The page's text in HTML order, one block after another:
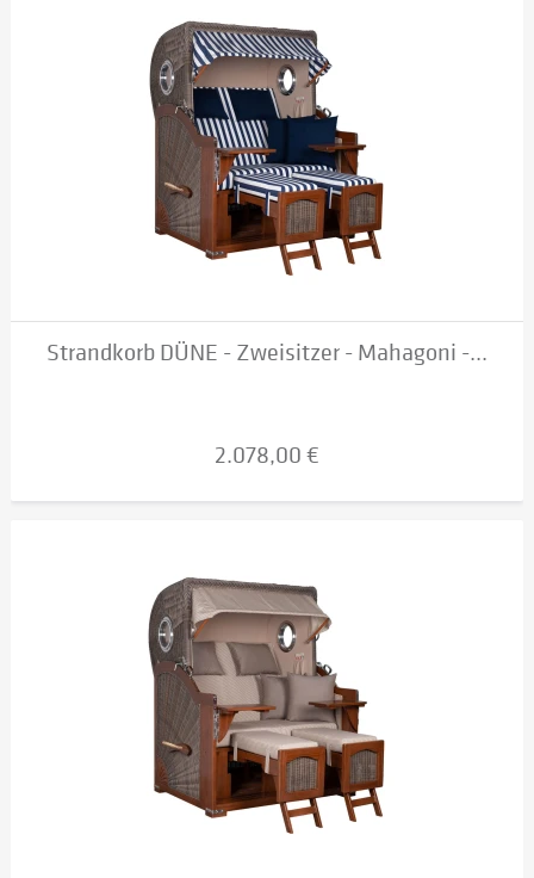
Strandkorb DÜNE - Zweisitzer - Mahagoni -...
2.078,00 €